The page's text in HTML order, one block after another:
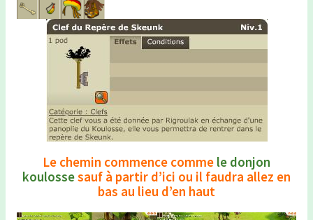
Le chemin commence comme le donjon
koulossesauf à partir d’ici ou il faudra allez en
bas au lieu d’en haut